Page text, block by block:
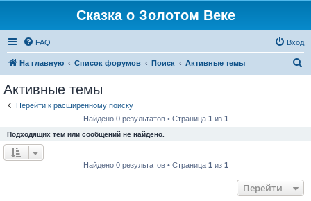
Сказка о Золотом Веке
FAQ Вход
На главную Список форумов Поиск Активные темы
Активные темы
Перейти к расширенному поиску
Найдено 0 результатов • Страница 1 из 1
Подходящих тем или сообщений не найдено.
Найдено 0 результатов • Страница 1 из 1
Перейти